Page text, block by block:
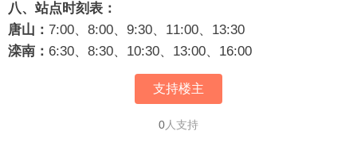
八、站点时刻表：
唐山： 7:00、8:00、9:30、11:00、13:30
滦南： 6:30、8:30、10:30、13:00、16:00
支持楼主
0人支持